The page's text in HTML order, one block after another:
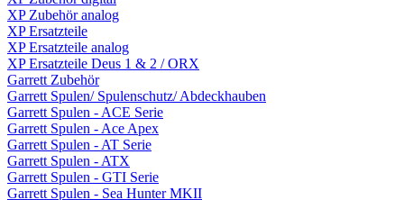
XP Zubehör analog
XP Ersatzteile
XP Ersatzteile analog
XP Ersatzteile Deus 1 & 2 / ORX
Garrett Zubehör
Garrett Spulen/ Spulenschutz/ Abdeckhauben
Garrett Spulen - ACE Serie
Garrett Spulen - Ace Apex
Garrett Spulen - AT Serie
Garrett Spulen - ATX
Garrett Spulen - GTI Serie
Garrett Spulen - Sea Hunter MKII